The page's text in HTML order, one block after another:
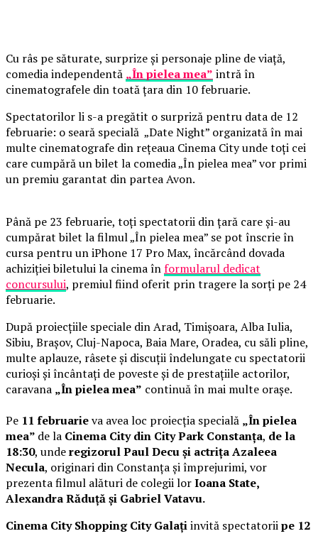
Cu râs pe săturate, surprize și personaje pline de viață,
comedia independentă „În pielea mea” intră în
cinematografele din toată țara din 10 februarie.
Spectatorilor li s-a pregătit o surpriză pentru data de 12
februarie: o seară specială „Date Night” organizată în mai
multe cinematografe din rețeaua Cinema City unde toți cei
care cumpără un bilet la comedia „În pielea mea” vor primi
un premiu garantat din partea Avon.
Până pe 23 februarie, toți spectatorii din țară care și-au
cumpărat bilet la filmul „În pielea mea” se pot înscrie în
cursa pentru un iPhone 17 Pro Max, încărcând dovada
achiziției biletului la cinema înformularul dedicat
concursului, premiul fiind oferit prin tragere la sorți pe 24
februarie.
După proiecțiile speciale din Arad, Timișoara, Alba Iulia,
Sibiu, Brașov, Cluj-Napoca, Baia Mare, Oradea, cu săli pline,
multe aplauze, râsete și discuții îndelungate cu spectatorii
curioși și încântați de poveste și de prestațiile actorilor,
caravana „În pielea mea” continuă în mai multe orașe.
Pe 11 februarieva avea loc proiecția specială „În pielea
mea” de la Cinema City din City Park Constanța, de la
18:30, underegizorul Paul Decu și actrița Azaleea
Necula, originari din Constanța și împrejurimi, vor
prezenta filmul alături de colegii lorIoana State,
Alexandra Răduță și Gabriel Vatavu.
Cinema City Shopping City Galațiinvită spectatoriipe 12